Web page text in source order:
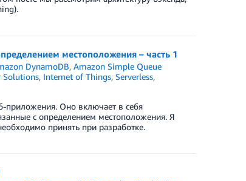
местоположения – часть 1
DynamoDB,Amazon Simple Queue
Solutions, Internet of Things, Serverless,
приложения. Оно включает в себя
с определением местоположения. Я
принять при разработке.